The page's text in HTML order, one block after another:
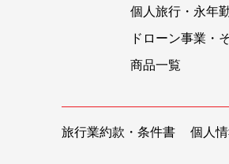
個人旅行・永年
ドローン事業・
商品一覧
旅行業約款・条件書 個人